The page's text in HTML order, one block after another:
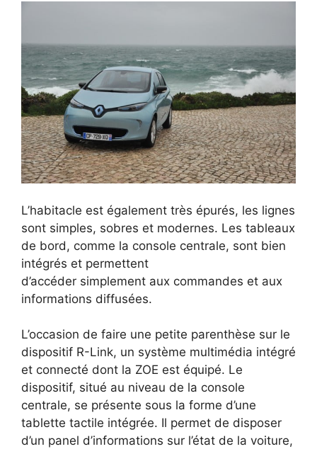
L’habitacle est également très épurés, les lignes
sont simples, sobres et modernes. Les tableaux
de bord, comme la console centrale, sont bien
intégrés et permettent
d’accéder simplement aux commandes et aux
informations diffusées.
L’occasion de faire une petite parenthèse sur le
dispositif R-Link, un système multimédia intégré
et connecté dont la ZOE est équipé. Le
dispositif, situé au niveau de la console
centrale, se présente sous la forme d’une
tablette tactile intégrée. Il permet de disposer
d’un panel d’informations sur l’état de la voiture,